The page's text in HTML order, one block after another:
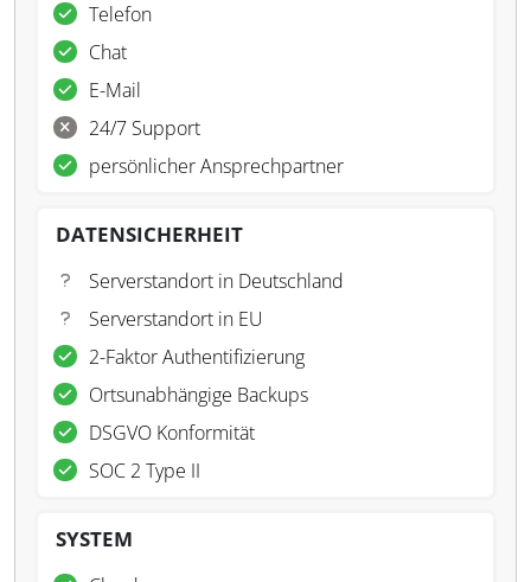
Telefon
Chat
E-Mail
24/7 Support
persönlicher Ansprechpartner
DATENSICHERHEIT
Serverstandort in Deutschland
Serverstandort in EU
2-Faktor Authentifizierung
Ortsunabhängige Backups
DSGVO Konformität
SOC 2 Type II
SYSTEM